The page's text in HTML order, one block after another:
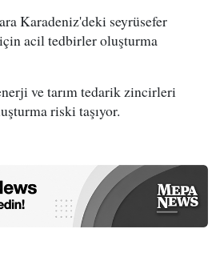
Karadeniz'deki seyrüsefer
acil tedbirler oluşturma
ve tarım tedarik zincirleri
riski taşıyor.